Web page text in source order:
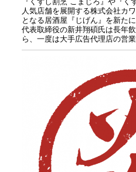
人気店舗を展開する株式会社カ
となる居酒屋『じげん』を新た
代表取締役の新井翔碩氏は長年
ら、一度は大手広告代理店の営